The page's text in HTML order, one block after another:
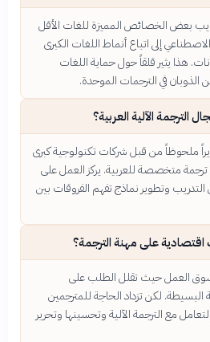
بعض الخصائص المميزة للغات الأقل
إلى اتباع أنماط اللغات الكبرى
هذا يثير قلقاً حول حماية اللغات
الذوبان في الترجمات الموحدة.
الترجمة الآلية العربية؟
ملحوظاً من قبل شركات تكنولوجية كبرى
ترجمة متخصصة للعربية. يركز العمل على
وتطوير نماذج تفهم الفروقات بين
اقتصادية على مهنة الترجمة؟
سوق العمل حيث تقلل الطلب على
البسيطة. لكن تزداد الحاجة للمترجمين
مع الترجمة الآلية وتحسينها وتحرير